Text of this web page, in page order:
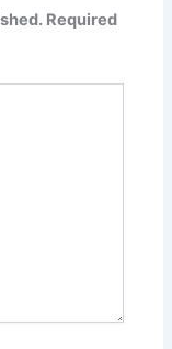
Required